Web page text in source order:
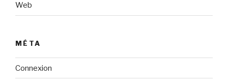
Web
MÉTA
Connexion